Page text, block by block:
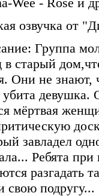
озвучка от
Группа
в старый
Они не знают,
девушка.
мёртвая
завладел
Ребята
разгадать
свою подругу...